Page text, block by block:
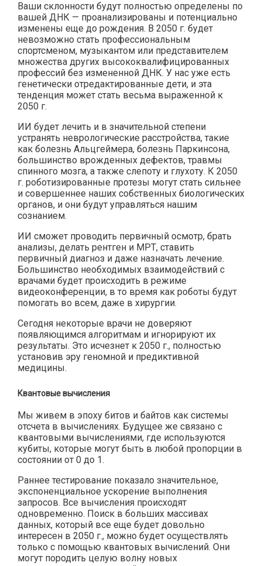
Ваши склонности будут полностью определены по
вашей ДНК — проанализированы и потенциально
изменены еще до рождения. В 2050 г. будет
невозможно стать профессиональным
спортсменом, музыкантом или представителем
множества других высококвалифицированных
профессий без измененной ДНК. У нас уже есть
генетически отредактированные дети, и эта
тенденция может стать весьма выраженной к
2050 г.
ИИ будет лечить и в значительной степени
устранять неврологические расстройства, такие
как болезнь Альцгеймера, болезнь Паркинсона,
большинство врожденных дефектов, травмы
спинного мозга, а также слепоту и глухоту. К 2050
г. роботизированные протезы могут стать сильнее
и совершеннее наших собственных биологических
органов, и они будут управляться нашим
сознанием.
ИИ сможет проводить первичный осмотр, брать
анализы, делать рентген и МРТ, ставить
первичный диагноз и даже назначать лечение.
Большинство необходимых взаимодействий с
врачами будет происходить в режиме
видеоконференции, в то время как роботы будут
помогать во всем, даже в хирургии.
Сегодня некоторые врачи не доверяют
появляющимся алгоритмам и игнорируют их
результаты. Это исчезнет к 2050 г., полностью
установив эру геномной и предиктивной
медицины.
Квантовые вычисления
Мы живем в эпоху битов и байтов как системы
отсчета в вычислениях. Будущее же связано с
квантовыми вычислениями, где используются
кубиты, которые могут быть в любой пропорции в
состоянии от 0 до 1.
Раннее тестирование показало значительное,
экспоненциальное ускорение выполнения
запросов. Все вычисления происходят
одновременно. Поиск в больших массивах
данных, который все еще будет довольно
интересен в 2050 г., можно будет осуществлять
только с помощью квантовых вычислений. Они
могут породить целую волну новых